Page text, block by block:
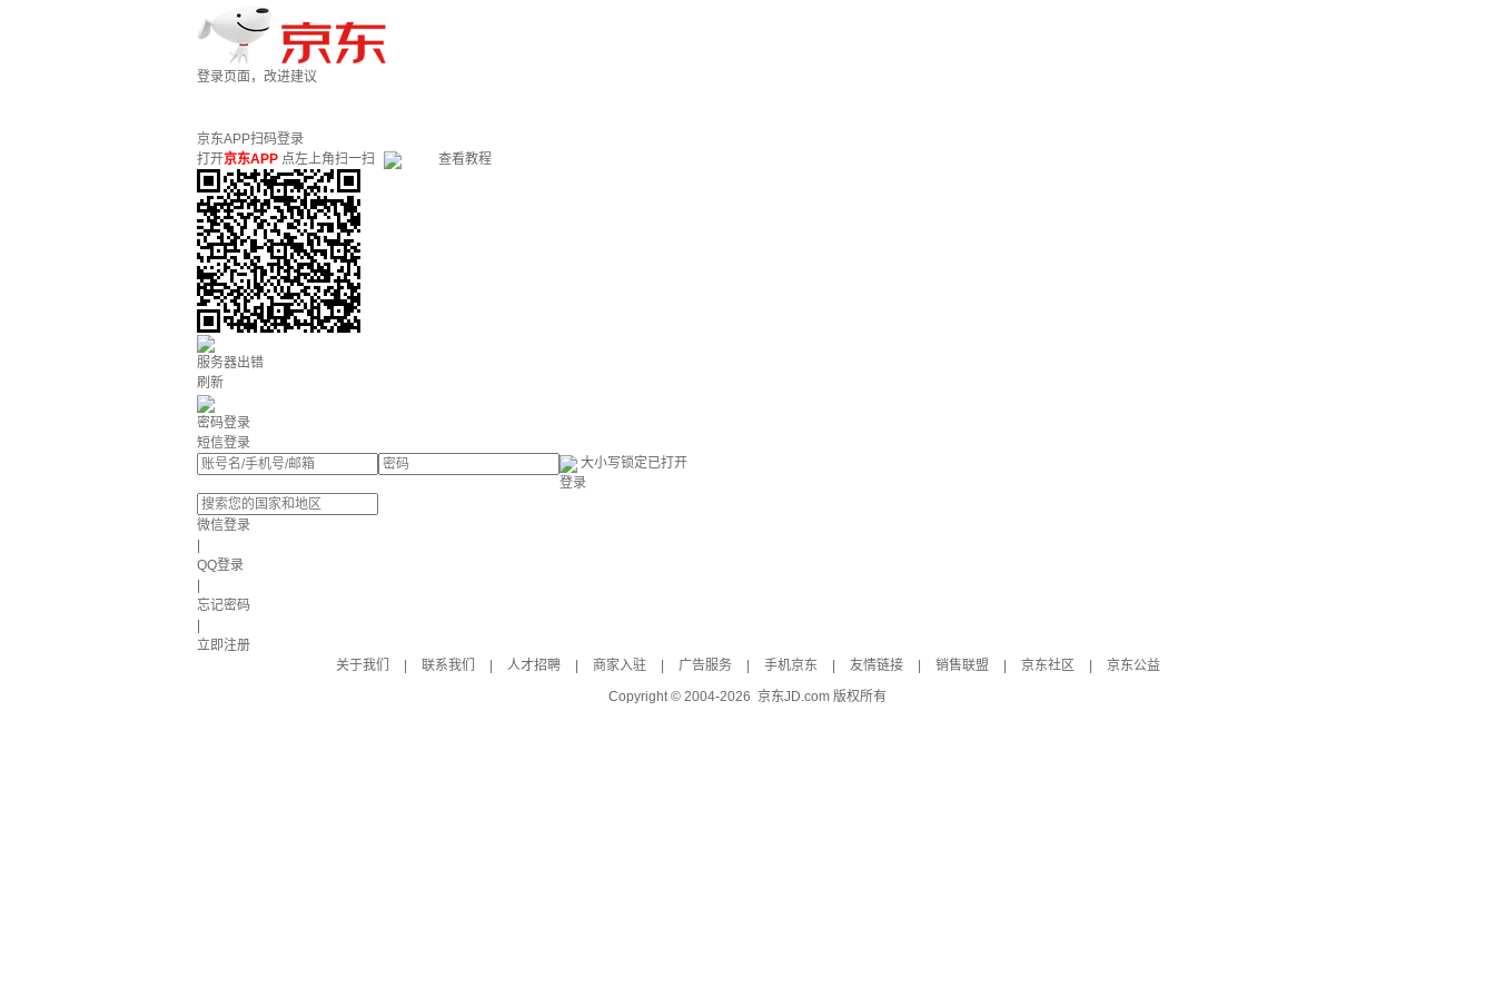
登录页面，改进建议
京东APP扫码登录
打开京东APP 点左上角扫一扫 查看教程
服务器出错
刷新
密码登录
短信登录
大小写锁定已打开
登录
微信登录
QQ登录
忘记密码
立即注册
关于我们
联系我们 人才招聘 商家入驻 广告服务 手机京东 友情链接 销售联盟 京东社区
京东公益
Copyright © 2004-2026 京东JD.com 版权所有